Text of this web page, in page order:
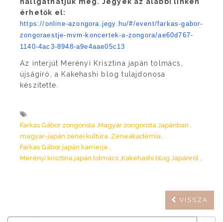
hallgathatjuk meg. Jegyek az alábbi linken
érhetők el:
https://online-azongora.jegy. hu/#/event/farkas-gabor-
zongoraestje-mvm-koncertek-a-zongora/ae60d767-
1140-4ac3-8948-a9e4aae05c13
Az interjút Merényi Krisztina japán tolmács,
újságíró, a Kakehashi blog tulajdonosa
készítette.
Farkas Gábor zongorista Magyar zongorista Japánban
magyar-japán zenei kultúra Zeneakadémia
Farkas Gábor japán karrierje
Merényi krisztina japán tolmács Kakehashi blog Japánról
VISSZA